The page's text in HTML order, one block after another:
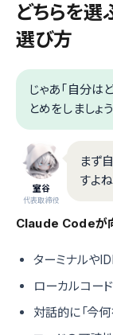
どちらを選
選び方
じゃあ「自分は
とめをしましょう
室谷
代表取締役
まず
すよね
Claude Codeが
ターミナルや
ローカルコー
対話的に「今